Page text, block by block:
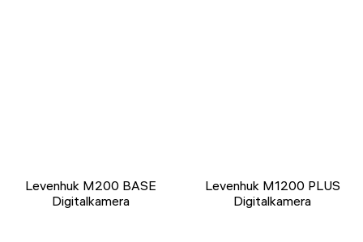
Levenhuk M200 BASE
Digitalkamera
Levenhuk M1200 PLUS
Digitalkamera